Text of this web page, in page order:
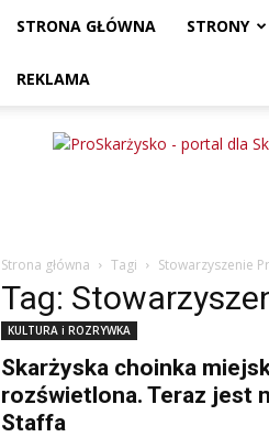
STRONA GŁÓWNA STRONY
REKLAMA
ProSkarżysko
Strona główna Tagi Stowarzyszenie
Tag:
KULTURA i ROZRYWKA
Skarżyska choinka
rozświetlona. Teraz jest
Staffa